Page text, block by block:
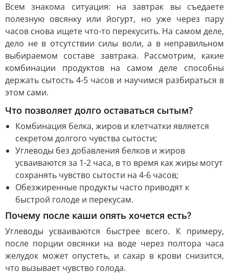
Всем знакома ситуация: на завтрак вы съедаете
полезную овсянку или йогурт, но уже через пару
часов снова ищете что-то перекусить. На самом деле,
дело не в отсутствии силы воли, а в неправильном
выбираемом составе завтрака. Рассмотрим, какие
комбинации продуктов на самом деле способны
держать сытость 4-5 часов и научимся разбираться в
этом сами.
Что позволяет долго оставаться сытым?
Комбинация белка, жиров и клетчатки является
секретом долгого чувства сытости;
Углеводы без добавления белков и жиров
усваиваются за 1-2 часа, в то время как жиры могут
сохранять чувство сытости на 4-6 часов;
Обезжиренные продукты часто приводят к
быстрой голоде и перекусам.
Почему после каши опять хочется есть?
Углеводы усваиваются быстрее всего. К примеру,
после порции овсянки на воде через полтора часа
желудок может опустеть, и сахар в крови снизится,
что вызывает чувство голода.